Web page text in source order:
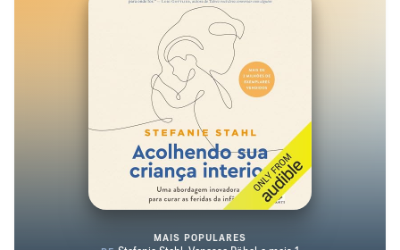
MAIS POPULARES